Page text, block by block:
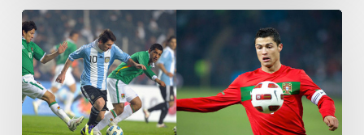
¿Hablar
una
lengua
romance
te
convierte